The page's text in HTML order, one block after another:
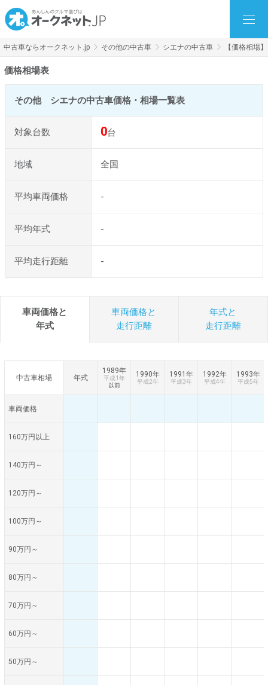
中古車ならオークネット.jp その他の中古車 シエナの中古車 【価格相場
価格相場表
その他 シエナの中古車価格・相場一覧表
対象台数 0台
地域 全国
平均車両価格 -
平均年式 -
平均走行距離 -
車両価格と
年式
車両価格と
走行距離
年式と
走行距離
中古車相場 年式
1989年
平成1年
以前
1990年
平成2年
1991年
平成3年
1992年
平成4年
1993年
平成5年
車両価格
160万円以上
140万円～
120万円～
100万円～
90万円～
80万円～
70万円～
60万円～
50万円～